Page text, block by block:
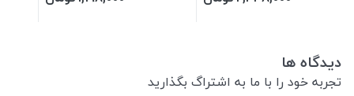
دیدگاه ها
تجربه خود را با ما به اشتراگ بگذارید